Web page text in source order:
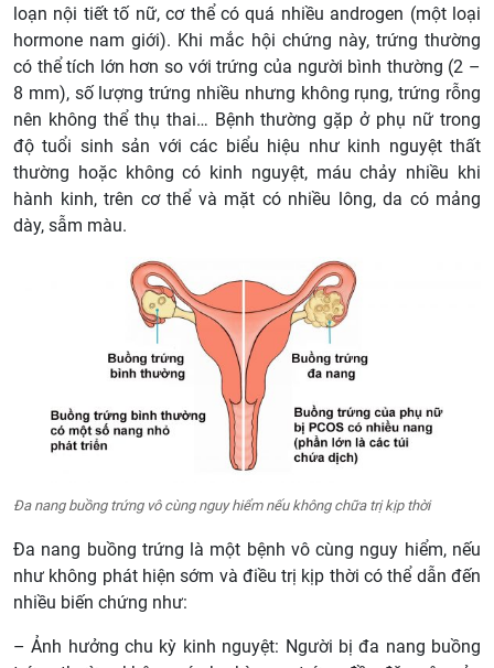
loạn nội tiết tố nữ, cơ thể có quá nhiều androgen (một loại
hormone nam giới). Khi mắc hội chứng này, trứng thường
có thể tích lớn hơn so với trứng của người bình thường (2 –
8 mm), số lượng trứng nhiều nhưng không rụng, trứng rỗng
nên không thể thụ thai… Bệnh thường gặp ở phụ nữ trong
độ tuổi sinh sản với các biểu hiệu như kinh nguyệt thất
thường hoặc không có kinh nguyệt, máu chảy nhiều khi
hành kinh, trên cơ thể và mặt có nhiều lông, da có mảng
dày, sẫm màu.
Đa nang buồng trứng vô cùng nguy hiểm nếu không chữa trị kịp thời
Đa nang buồng trứng là một bệnh vô cùng nguy hiểm, nếu
như không phát hiện sớm và điều trị kịp thời có thể dẫn đến
nhiều biến chứng như:
– Ảnh hưởng chu kỳ kinh nguyệt: Người bị đa nang buồng